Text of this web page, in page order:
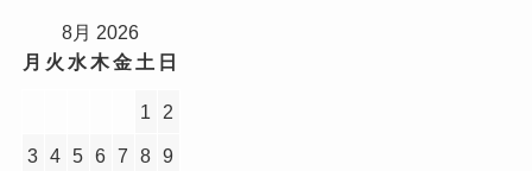
8月 2026
月 火 水木金 土 日
1 2
3 4 5 6 7 8 9